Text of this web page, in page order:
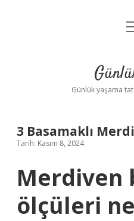
Yasal
Günlük yaşama
3 Basamaklı
Tarih: Kasım 8, 2024
Merdiven
ölçüleri